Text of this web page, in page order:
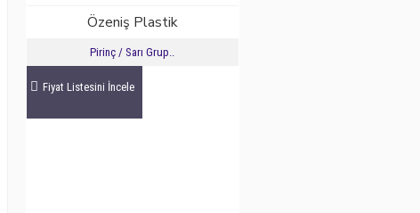
Özeniş Plastik
Pirinç / Sarı Grup..
Fiyat Listesini İncele